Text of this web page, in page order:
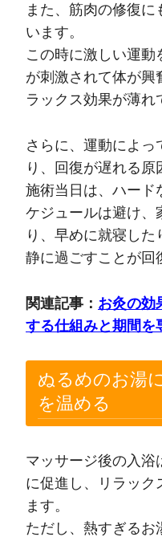
また、筋肉の修復に
います。
この時に激しい運動
が刺激されて体が興
ラックス効果が薄れ
さらに、運動によっ
り、回復が遅れる原
施術当日は、ハード
ケジュールは避け、
り、早めに就寝し
静に過ごすことが回
関連記事： お灸の効
する仕組みと期間を
ぬるめのお湯
を温める
マッサージ後の入浴
に促進し、リラック
ます。
ただし、熱すぎるお